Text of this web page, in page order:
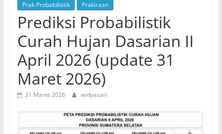
Koordinator
BMKG
Sumatera
Selatan
Prak Probabilistik Prakiraan
Prediksi Probabilistik
Curah Hujan Dasarian II
April 2026 (update 31
Maret 2026)
31 Maret 2026 widyasari